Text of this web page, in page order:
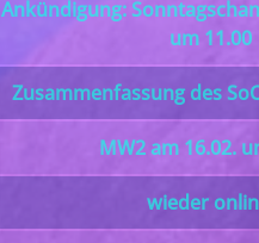
Ankündigung:
um 11.00
Zusammenfassung des
MW2 am 16.02.
wieder